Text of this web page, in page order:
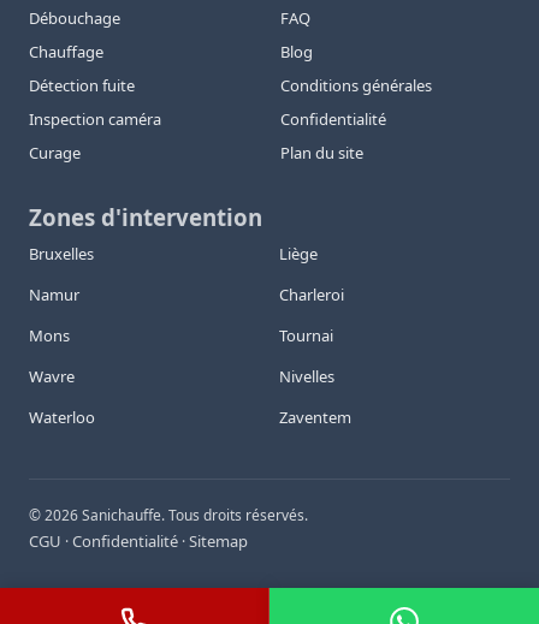
Débouchage
Chauffage
Détection fuite
Inspection caméra
Curage
FAQ
Blog
Conditions générales
Confidentialité
Plan du site
Zones d'intervention
Bruxelles
Liège
Namur
Charleroi
Mons
Tournai
Wavre
Nivelles
Waterloo
Zaventem
©2026Sanichauffe. Tous droits réservés.
CGU ·Confidentialité ·Sitemap